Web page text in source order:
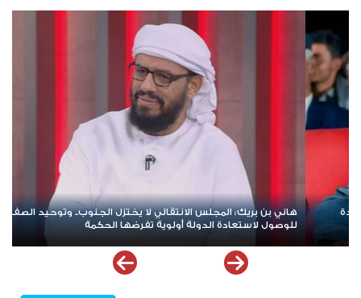
لليوم الثالث على التوالي.. الإضراب الجزئي يعم مديريات الضالع وسط
تأكيد على مواصلة التصعيد حتى انتزاع الحقوق